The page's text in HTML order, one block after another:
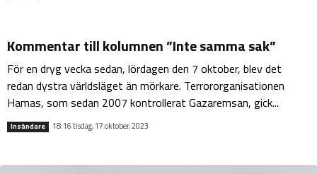
Kommentar till kolumnen ”Inte samma sak”
För en dryg vecka sedan, lördagen den 7 oktober, blev det
redan dystra världsläget än mörkare. Terrororganisationen
Hamas, som sedan 2007 kontrollerat Gazaremsan, gick...
Insändare 18:16 tisdag, 17 oktober, 2023